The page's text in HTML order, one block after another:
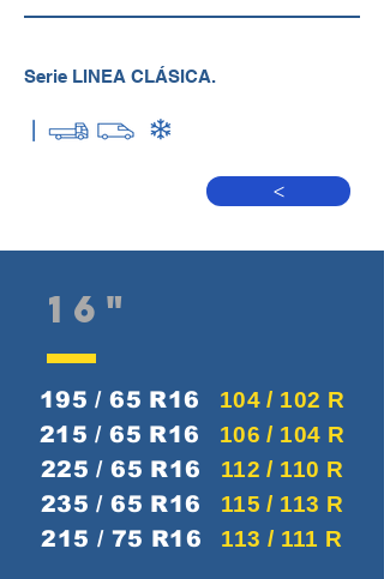
Serie LINEA CLÁSICA.
>
16"
195 / 65 R16
104 / 102 R
215 / 65 R16
106 / 104 R
225 / 65 R16
112 / 110 R
235 / 65 R16
115 / 113 R
215 / 75 R16
113 / 111 R